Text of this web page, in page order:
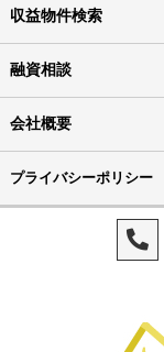
収益物件検索
融資相談
会社概要
プライバシーポリシー